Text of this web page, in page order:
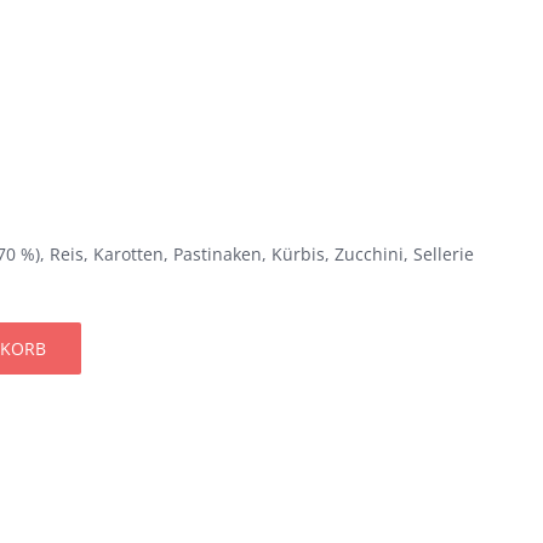
%), Reis, Karotten, Pastinaken, Kürbis, Zucchini, Sellerie